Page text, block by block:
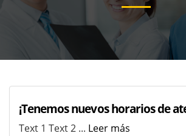
¡Tenemos nuevos horarios de
Text 1 Text 2 ... Leer más